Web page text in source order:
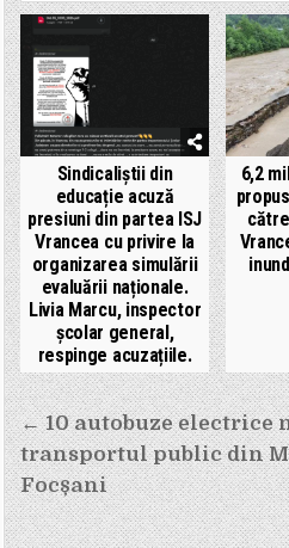
Sindicaliștii din
educație acuză
presiuni din partea ISJ
Vrancea cu privire la
organizarea simulării
evaluării naționale.
Livia Marcu, inspector
școlar general,
respinge acuzațiile.
6,2
Navigare
în
articole
← 10 autobuze electrice
transportul public din
Focșani